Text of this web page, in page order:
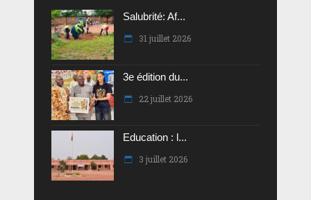
Salubrité: Af...
31 juillet 2026
3e édition du...
22 juillet 2026
Education : l...
3 juillet 2026